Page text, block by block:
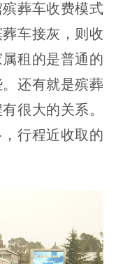
葬车收费模式
车接灰，则收
租的是普通的
还有就是殡葬
很大的关系。
行程近收取的